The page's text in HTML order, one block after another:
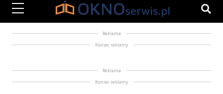
Reklama
Koniec reklamy
Reklama
Koniec reklamy